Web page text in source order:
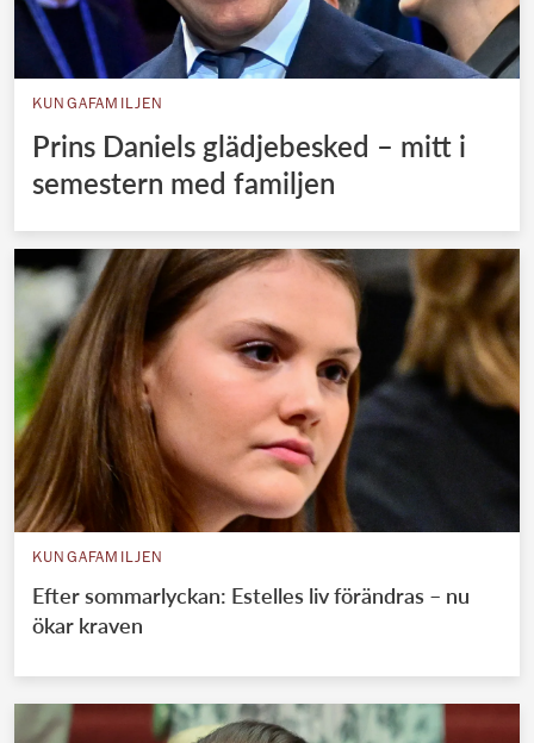
KUNGAFAMILJEN
Prins Daniels glädjebesked – mitt i
semestern med familjen
KUNGAFAMILJEN
Efter sommarlyckan: Estelles liv förändras – nu
ökar kraven